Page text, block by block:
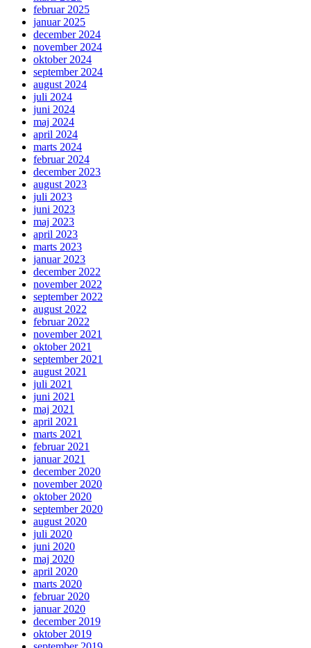
februar 2025
januar 2025
december 2024
november 2024
oktober 2024
september 2024
august 2024
juli 2024
juni 2024
maj 2024
april 2024
marts 2024
februar 2024
december 2023
august 2023
juli 2023
juni 2023
maj 2023
april 2023
marts 2023
januar 2023
december 2022
november 2022
september 2022
august 2022
februar 2022
november 2021
oktober 2021
september 2021
august 2021
juli 2021
juni 2021
maj 2021
april 2021
marts 2021
februar 2021
januar 2021
december 2020
november 2020
oktober 2020
september 2020
august 2020
juli 2020
juni 2020
maj 2020
april 2020
marts 2020
februar 2020
januar 2020
december 2019
oktober 2019